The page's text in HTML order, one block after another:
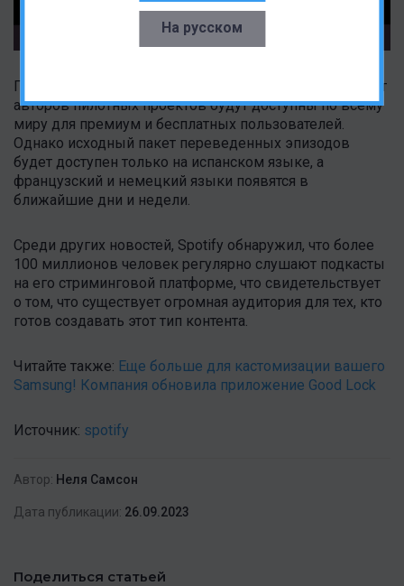
На русском
По данным Spotify, первые переведенные эпизоды от
авторов пилотных проектов будут доступны по всему
миру для премиум и бесплатных пользователей.
Однако исходный пакет переведенных эпизодов
будет доступен только на испанском языке, а
французский и немецкий языки появятся в
ближайшие дни и недели.
Среди других новостей, Spotify обнаружил, что более
100 миллионов человек регулярно слушают подкасты
на его стриминговой платформе, что свидетельствует
о том, что существует огромная аудитория для тех, кто
готов создавать этот тип контента.
Читайте также: Еще больше для кастомизации вашего
Samsung! Компания обновила приложение Good Lock
Источник: spotify
Автор: Неля Самсон
Дата публикации: 26.09.2023
Поделиться статьей